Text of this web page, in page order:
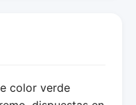
color verde